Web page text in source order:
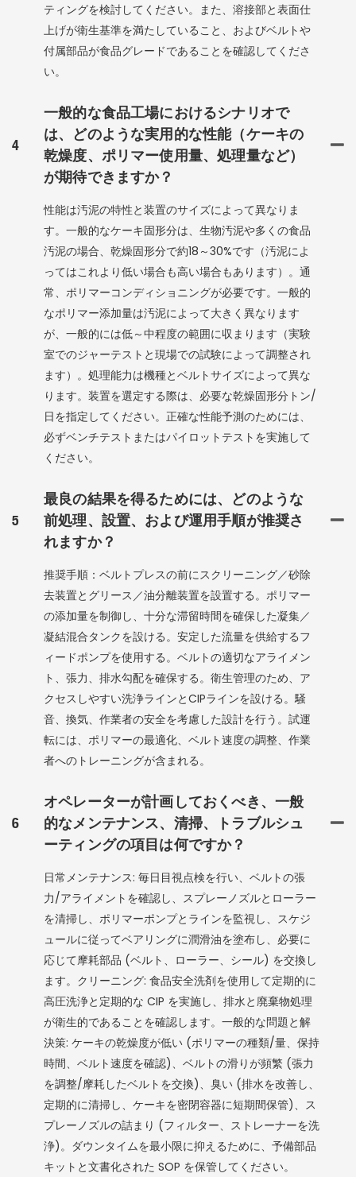
ティングを検討してください。また、溶接部と表面仕
上げが衛生基準を満たしていること、およびベルトや
付属部品が食品グレードであることを確認してくださ
い。
4
一般的な食品工場におけるシナリオで
は、どのような実用的な性能（ケーキの
乾燥度、ポリマー使用量、処理量など）
が期待できますか？
性能は汚泥の特性と装置のサイズによって異なりま
す。一般的なケーキ固形分は、生物汚泥や多くの食品
汚泥の場合、乾燥固形分で約18～30%です（汚泥によ
ってはこれより低い場合も高い場合もあります）。通
常、ポリマーコンディショニングが必要です。一般的
なポリマー添加量は汚泥によって大きく異なります
が、一般的には低～中程度の範囲に収まります（実験
室でのジャーテストと現場での試験によって調整され
ます）。処理能力は機種とベルトサイズによって異な
ります。装置を選定する際は、必要な乾燥固形分トン/
日を指定してください。正確な性能予測のためには、
必ずベンチテストまたはパイロットテストを実施して
ください。
5
最良の結果を得るためには、どのような
前処理、設置、および運用手順が推奨さ
れますか？
推奨手順：ベルトプレスの前にスクリーニング／砂除
去装置とグリース／油分離装置を設置する。ポリマー
の添加量を制御し、十分な滞留時間を確保した凝集／
凝結混合タンクを設ける。安定した流量を供給するフ
ィードポンプを使用する。ベルトの適切なアライメン
ト、張力、排水勾配を確保する。衛生管理のため、ア
クセスしやすい洗浄ラインとCIPラインを設ける。騒
音、換気、作業者の安全を考慮した設計を行う。試運
転には、ポリマーの最適化、ベルト速度の調整、作業
者へのトレーニングが含まれる。
6
オペレーターが計画しておくべき、一般
的なメンテナンス、清掃、トラブルシュ
ーティングの項目は何ですか？
日常メンテナンス: 毎日目視点検を行い、ベルトの張
力/アライメントを確認し、スプレーノズルとローラー
を清掃し、ポリマーポンプとラインを監視し、スケジ
ュールに従ってベアリングに潤滑油を塗布し、必要に
応じて摩耗部品 (ベルト、ローラー、シール) を交換し
ます。クリーニング: 食品安全洗剤を使用して定期的に
高圧洗浄と定期的な CIP を実施し、排水と廃棄物処理
が衛生的であることを確認します。一般的な問題と解
決策: ケーキの乾燥度が低い (ポリマーの種類/量、保持
時間、ベルト速度を確認)、ベルトの滑りが頻繁 (張力
を調整/摩耗したベルトを交換)、臭い (排水を改善し、
定期的に清掃し、ケーキを密閉容器に短期間保管)、ス
プレーノズルの詰まり (フィルター、ストレーナーを洗
浄)。ダウンタイムを最小限に抑えるために、予備部品
キットと文書化された SOP を保管してください。